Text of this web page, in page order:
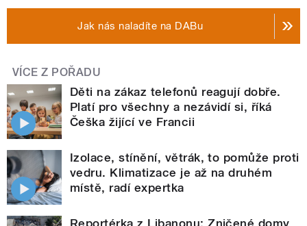
Jak nás naladíte na DABu
VÍCE Z POŘADU
Děti na zákaz telefonů reagují dobře.
Platí pro všechny a nezávidí si, říká
Češka žijící ve Francii
Izolace, stínění, větrák, to pomůže proti
vedru. Klimatizace je až na druhém
místě, radí expertka